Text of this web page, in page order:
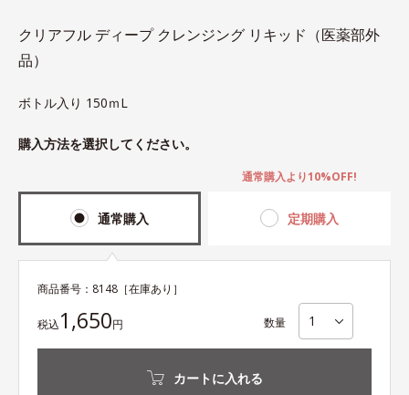
クリアフル ディープ クレンジング リキッド（医薬部外
品）
ボトル入り 150ｍL
購入方法を選択してください。
通常購入 定期購入
通常購入より10%OFF!
商品番号： 8148 ［在庫あり］
税込1,650円 数量
カートに入れる